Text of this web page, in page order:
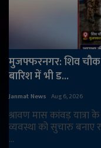
मुजफ्फरनगर: शिव चौक
बारिश में भी ड...
Janmat News Aug 6, 2026
श्रावण मास कांवड़ यात्रा
व्यवस्था को सुचारु
...